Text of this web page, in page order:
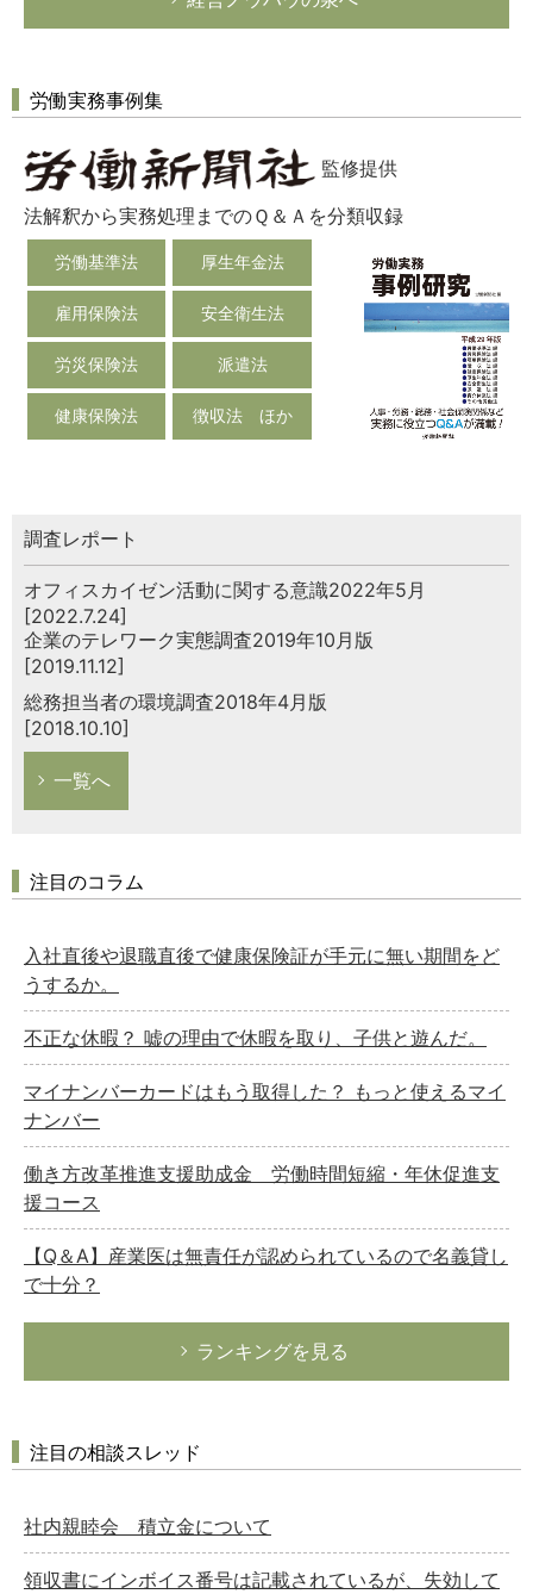
労働実務事例集
監修提供
法解釈から実務処理までのＱ＆Ａを分類収録
労働基準法 厚生年金法
雇用保険法 安全衛生法
労災保険法 派遣法
健康保険法 徴収法 ほか
調査レポート
オフィスカイゼン活動に関する意識2022年5月
[2022.7.24]
企業のテレワーク実態調査2019年10月版
[2019.11.12]
総務担当者の環境調査2018年4月版
[2018.10.10]
一覧へ
注目のコラム
入社直後や退職直後で健康保険証が手元に無い期間をど
うするか。
不正な休暇？ 嘘の理由で休暇を取り、子供と遊んだ。
マイナンバーカードはもう取得した？ もっと使えるマイ
ナンバー
働き方改革推進支援助成金 労働時間短縮・年休促進支
援コース
【Q＆A】産業医は無責任が認められているので名義貸し
で十分？
ランキングを見る
注目の相談スレッド
社内親睦会 積立金について
領収書にインボイス番号は記載されているが、失効して